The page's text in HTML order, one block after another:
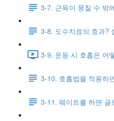
3-7. 근육이 뭉칠 수 밖
3-8. 도수치료의 효과?
3-9. 운동 시 호흡은 어
3-10. 호흡법을 적용하
3-11. 웨이트를 하면 글